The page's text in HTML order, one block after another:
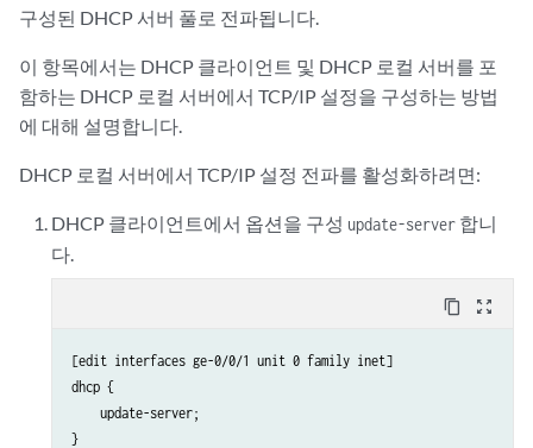
구성된 DHCP 서버 풀로 전파됩니다.
이 항목에서는 DHCP 클라이언트 및 DHCP 로컬 서버를 포
함하는 DHCP 로컬 서버에서 TCP/IP 설정을 구성하는 방법
에 대해 설명합니다.
DHCP 로컬 서버에서 TCP/IP 설정 전파를 활성화하려면:
DHCP 클라이언트에서 옵션을 구성 update-server 합니
다.
content_copy zoom_out_map
[edit interfaces ge-0/0/1 unit 0 family inet]
dhcp {
    update-server;